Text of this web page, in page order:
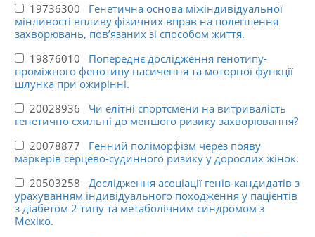
19736300 Генетична основа міжіндивідуальної
мінливості впливу фізичних вправ на полегшення
захворювань, пов’язаних зі способом життя.
19876010 Попереднє дослідження генотипу-
проміжного фенотипу насичення та моторної функції
шлунка при ожирінні.
20028936 Чи елітні спортсмени на витривалість
генетично схильні до меншого ризику захворювання?
20078877 Генний поліморфізм через появу
маркерів серцево-судинного ризику у дорослих жінок.
20503258 Дослідження асоціації генів-кандидатів з
урахуванням індивідуального походження у пацієнтів
з діабетом 2 типу та метаболічним синдромом з
Мехіко.